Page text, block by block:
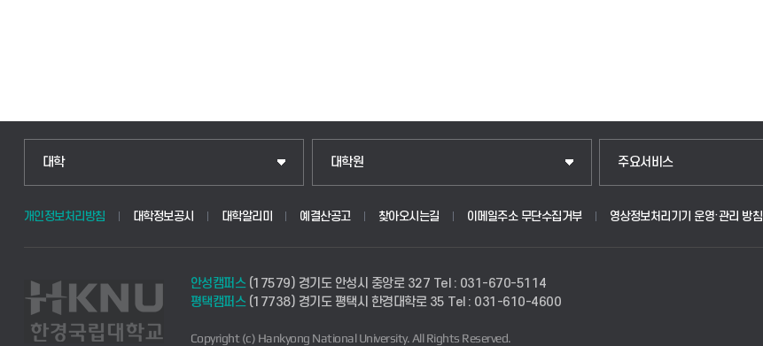
대학
인문융합공공인재학부
법경영학부
식물자원조경학부
대학원
일반대학원
산업대학원
경영대학원
주요서비스
입학안내
웹메일
개인정보처리방침 대학정보공시 대학알리미 예결산공고 찾아오시는길 이메일주소 무단수집거부 영상정보처리기기 운영·관리 방침
안성캠퍼스(17579) 경기도 안성시 중앙로 327 Tel : 031-670-5114
평택캠퍼스(17738) 경기도 평택시 한경대학로 35 Tel : 031-610-4600
Copyright (c) Hankyong National University. All Rights Reserved.